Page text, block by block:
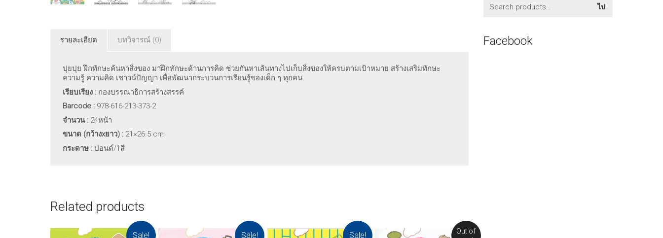
รายละเอียด บทวิจารณ์ (0)
ปุยปุย ฝึกทักษะค้นหาสิ่งของ มาฝึกทักษะด้านการคิด ช่วยกันหาเส้นทางไปเก็บสิ่งของให้ครบตามเป้าหมาย สร้างเสริมทักษะ
ความรู้ ความคิด เชาวน์ปัญญา เพื่อพัฒนากระบวนการเรียนรู้ของเด็ก ๆ ทุกคน
เรียบเรียง : กองบรรณาธิการสร้างสรรค์
Barcode : 978-616-213-373-2
จำนวน : 24หน้า
ขนาด (กว้างxยาว) : 21×26.5 cm
กระดาษ : ปอนด์/1สี
Related products
Sale! Sale! Sale!
Out of
ไป
Facebook